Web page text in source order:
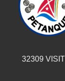
32309